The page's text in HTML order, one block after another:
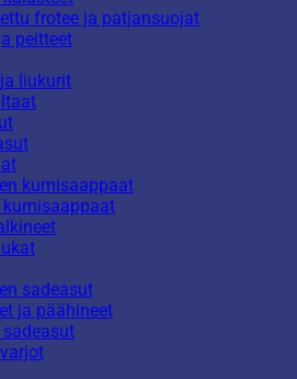
frotee ja patjansuojat
peitteet
liukurit
kumisaappaat
kumisaappaat
sadeasut
ja päähineet
sadeasut